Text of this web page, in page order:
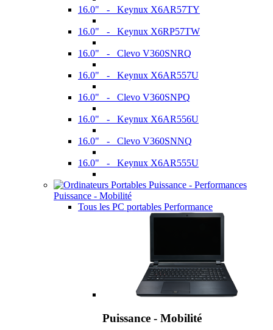
16.0" - Keynux X6AR57TY
16.0" - Keynux X6RP57TW
16.0" - Clevo V360SNRQ
16.0" - Keynux X6AR557U
16.0" - Clevo V360SNPQ
16.0" - Keynux X6AR556U
16.0" - Clevo V360SNNQ
16.0" - Keynux X6AR555U
Puissance - Mobilité
Tous les PC portables Performance
Puissance - Mobilité